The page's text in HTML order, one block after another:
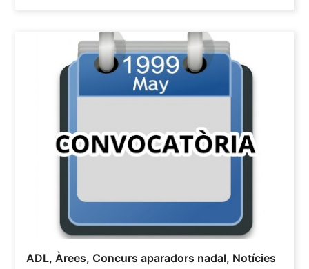
ADL,Àrees, Concurs aparadors nadal, Notícies